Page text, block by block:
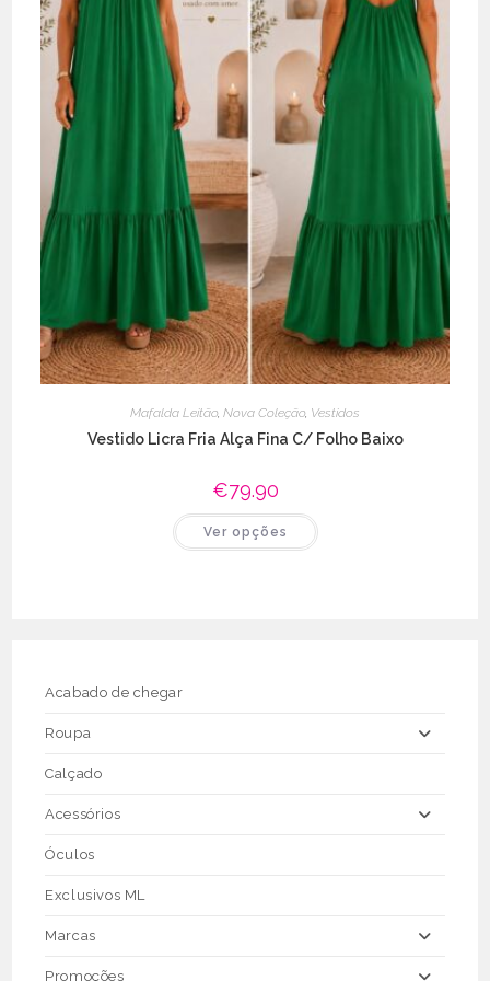
Mafalda Leitão, Nova Coleção, Vestidos
Vestido Licra Fria Alça Fina C/ Folho Baixo
€79.90
Ver opções
product
Acabado de chegar
Roupa
Calçado
Acessórios
Óculos
Exclusivos ML
Marcas
Promoções